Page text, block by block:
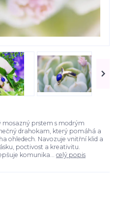
mosazný prstem s modrým
drahokam, který pomáhá a
ohledech. Navozuje vnitřní klid a
poctivost a kreativitu.
komunika... celý popis